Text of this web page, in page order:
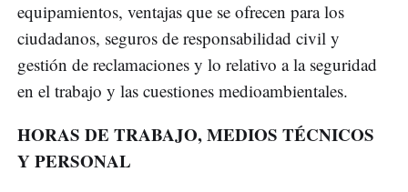
equipamientos, ventajas que se ofrecen para los
ciudadanos, seguros de responsabilidad civil y
gestión de reclamaciones y lo relativo a la seguridad
en el trabajo y las cuestiones medioambientales.
HORAS DE TRABAJO, MEDIOS TÉCNICOS
Y PERSONAL